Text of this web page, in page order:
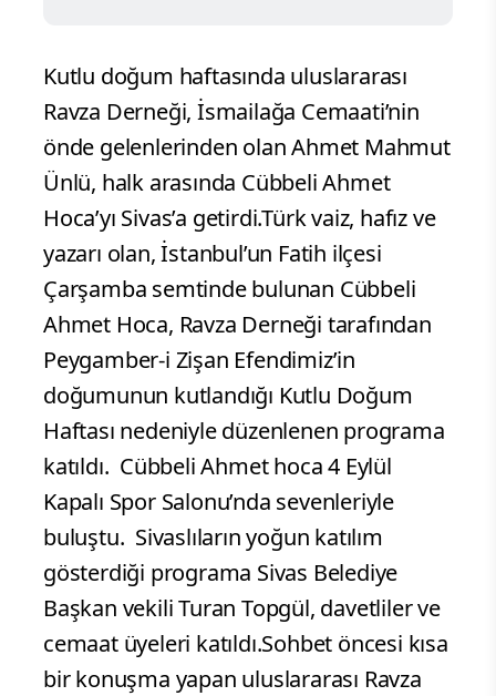
Kutlu doğum haftasında uluslararası
Ravza Derneği, İsmailağa Cemaati’nin
önde gelenlerinden olan Ahmet Mahmut
Ünlü, halk arasında Cübbeli Ahmet
Hoca’yı Sivas’a getirdi.Türk vaiz, hafız ve
yazarı olan, İstanbul’un Fatih ilçesi
Çarşamba semtinde bulunan Cübbeli
Ahmet Hoca, Ravza Derneği tarafından
Peygamber-i Zişan Efendimiz’in
doğumunun kutlandığı Kutlu Doğum
Haftası nedeniyle düzenlenen programa
katıldı. Cübbeli Ahmet hoca 4 Eylül
Kapalı Spor Salonu’nda sevenleriyle
buluştu. Sivaslıların yoğun katılım
gösterdiği programa Sivas Belediye
Başkan vekili Turan Topgül, davetliler ve
cemaat üyeleri katıldı.Sohbet öncesi kısa
bir konuşma yapan uluslararası Ravza